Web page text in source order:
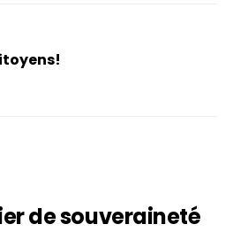
de souveraineté